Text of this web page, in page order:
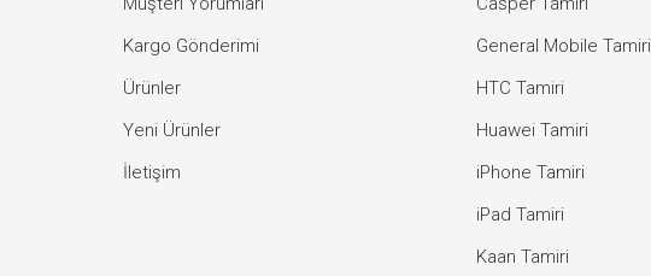
Kargo Gönderimi
Ürünler
Yeni Ürünler
İletişim
General Mobile Tamiri
HTC Tamiri
Huawei Tamiri
iPhone Tamiri
iPad Tamiri
Kaan Tamiri